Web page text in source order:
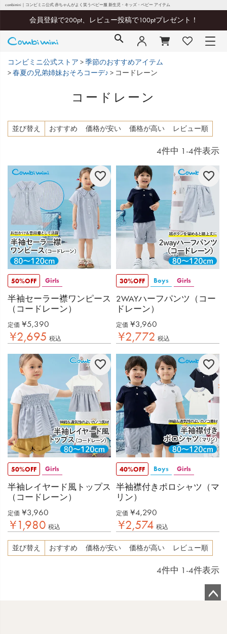
combimini｜コンビミニ公式 赤ちゃんがよく笑うベビー服 新生児・キッズ・ベビー アイテム
会員登録で200pt、レビュー投稿で100ptプレゼント！
コンビミニ公式ストア
季節のおすすめアイテム
春夏の兄弟姉妹おそろコーデ♪
コードレーン
コードレーン
並び替え おすすめ 価格が安い 価格が高い レビュー順
4件中 1 -4件表示
50%OFF Girls
半袖セーラー襟ワンピース
（コードレーン）
定価 ¥5,390
¥2,695 税込
30%OFF Boys Girls
2WAYハーフパンツ（コー
ドレーン）
定価 ¥3,960
¥2,772 税込
50%OFF Girls
半袖レイヤード風トップス
（コードレーン）
定価 ¥3,960
¥1,980 税込
40%OFF Boys Girls
半袖襟付きポロシャツ（マ
リン）
定価 ¥4,290
¥2,574 税込
並び替え おすすめ 価格が安い 価格が高い レビュー順
4件中 1 -4件表示